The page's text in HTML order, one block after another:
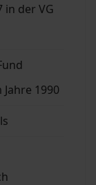
in der VG
1990